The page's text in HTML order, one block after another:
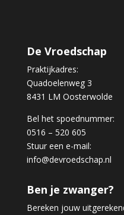
De Vroedschap
Praktijkadres:
Quadoelenweg 3
8431 LM Oosterwolde
Bel het spoednummer:
0516 – 520 605
Stuur een e-mail:
info@devroedschap.nl
Ben je zwanger?
Bereken jouw